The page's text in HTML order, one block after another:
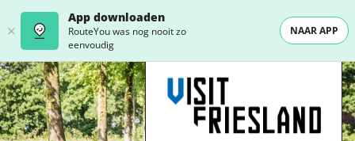
App downloaden
RouteYou was nog nooit zo
eenvoudig
NAAR APP